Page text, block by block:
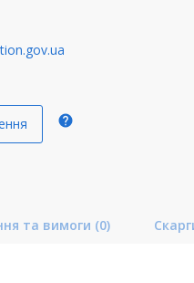
help
та вимоги (0)